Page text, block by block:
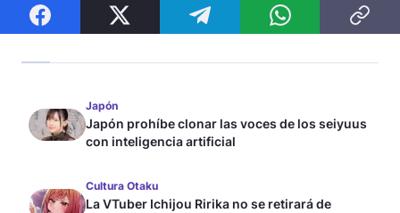
Japón
Japón prohíbe clonar las voces de los seiyuus
con inteligencia artificial
Cultura Otaku
La VTuber Ichijou Ririka no se retirará de